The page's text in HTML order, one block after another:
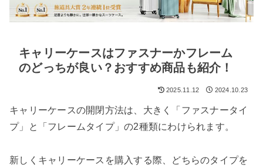
泊数から探す
価格
〜
検索する
キャリーケースはファスナーかフレーム
のどっちが良い？おすすめ商品も紹介！
2025.11.12 2024.10.23
キャリーケースの開閉方法は、大きく「ファスナータイ
プ」と「フレームタイプ」の2種類にわけられます。
新しくキャリーケースを購入する際、どちらのタイプを